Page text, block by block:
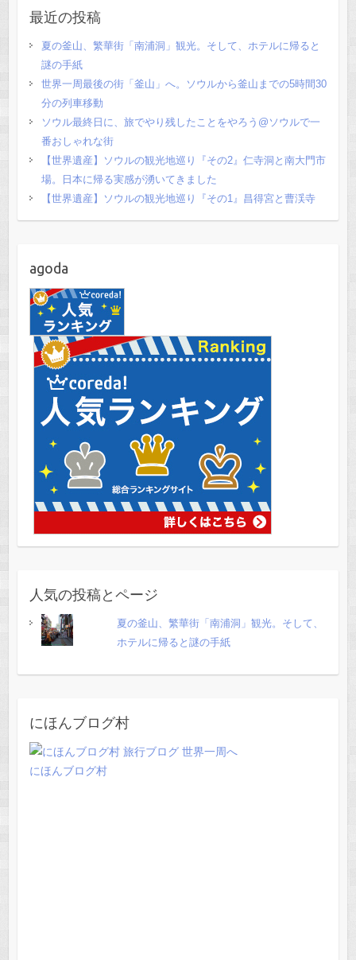
最近の投稿
夏の釜山、繁華街「南浦洞」観光。そして、ホテルに帰ると
謎の手紙
世界一周最後の街「釜山」へ。ソウルから釜山までの5時間30
分の列車移動
ソウル最終日に、旅でやり残したことをやろう@ソウルで一
番おしゃれな街
【世界遺産】ソウルの観光地巡り『その2』仁寺洞と南大門市
場。日本に帰る実感が湧いてきました
【世界遺産】ソウルの観光地巡り『その1』昌得宮と曹渓寺
agoda
人気の投稿とページ
夏の釜山、繁華街「南浦洞」観光。そして、
ホテルに帰ると謎の手紙
にほんブログ村
にほんブログ村